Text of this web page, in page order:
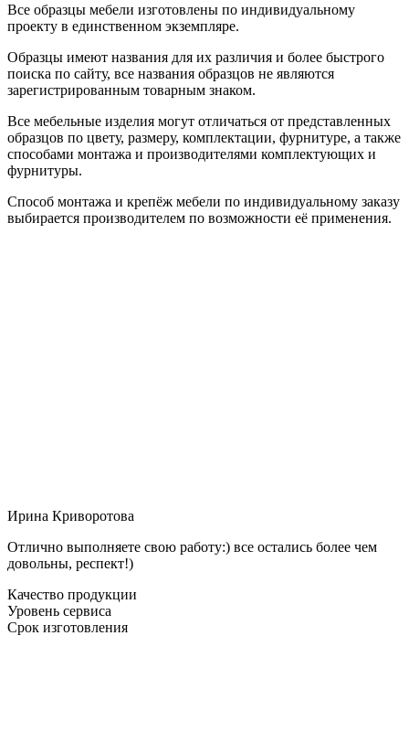
Все образцы мебели изготовлены по индивидуальному
проекту в единственном экземпляре.
Образцы имеют названия для их различия и более быстрого
поиска по сайту, все названия образцов не являются
зарегистрированным товарным знаком.
Все мебельные изделия могут отличаться от представленных
образцов по цвету, размеру, комплектации, фурнитуре, а также
способами монтажа и производителями комплектующих и
фурнитуры.
Способ монтажа и крепёж мебели по индивидуальному заказу
выбирается производителем по возможности её применения.
Ирина Криворотова
Отлично выполняете свою работу:) все остались более чем
довольны, респект!)
Качество продукции
Уровень сервиса
Срок изготовления